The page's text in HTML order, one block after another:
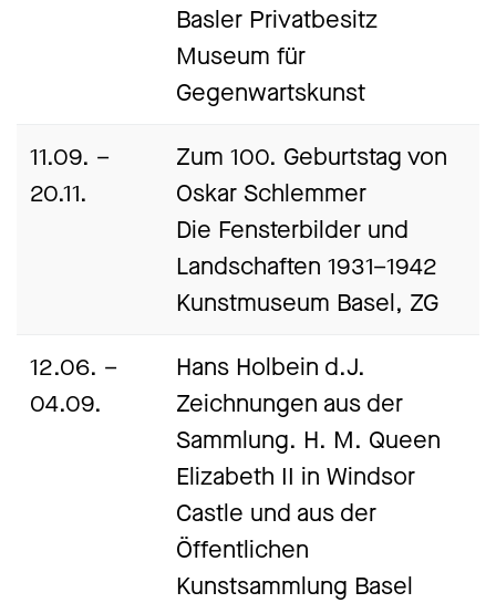
Basler Privatbesitz
Museum für
Gegenwartskunst
11.09. –
20.11.
Zum 100. Geburtstag von
Oskar Schlemmer
Die Fensterbilder und
Landschaften 1931–1942
Kunstmuseum Basel, ZG
12.06. –
04.09.
Hans Holbein d.J.
Zeichnungen aus der
Sammlung. H. M. Queen
Elizabeth II in Windsor
Castle und aus der
Öffentlichen
Kunstsammlung Basel